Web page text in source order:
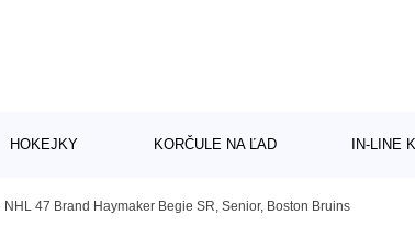
HOKEJKY KORČULE NA ĽAD IN-LINE
47 Brand Haymaker Begie SR, Senior, Boston Bruins